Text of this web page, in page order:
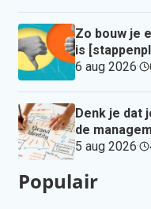
Zo bouw je
is
6 aug 2026·
Denk je dat
de
5 aug 2026·
Populair